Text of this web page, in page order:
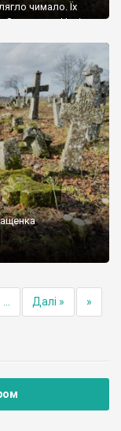
чимало. Їх
Замковим. Нині на
епітафії стер […]
Далі » »